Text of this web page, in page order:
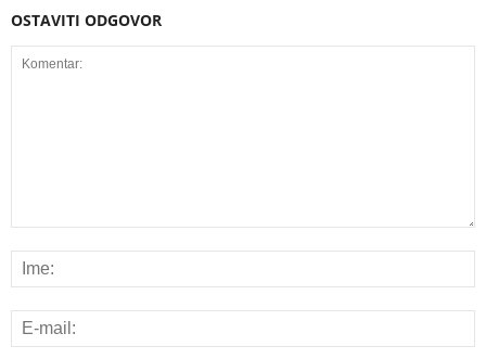
OSTAVITI ODGOVOR